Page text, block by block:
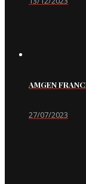
AMGEN
27/07/2023